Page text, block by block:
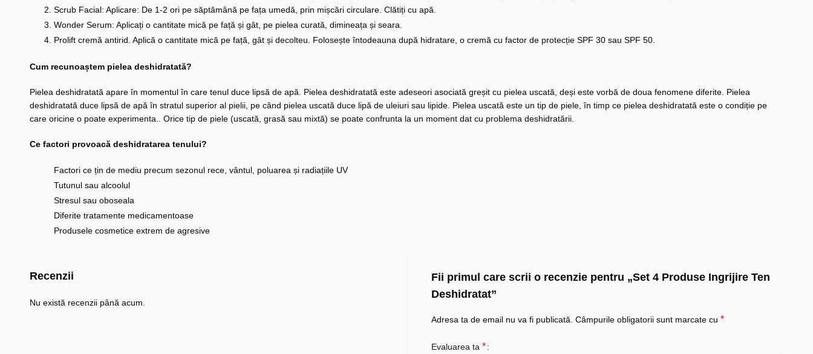
Scrub Facial: Aplicare: De 1-2 ori pe săptămână pe fața umedă, prin mișcări circulare. Clătiți cu apă.
Wonder Serum: Aplicați o cantitate mică pe față și gât, pe pielea curată, dimineața și seara.
Prolift cremă antirid. Aplică o cantitate mică pe față, gât și decolteu. Folosește întodeauna după hidratare, o cremă cu factor de protecție SPF 30 sau SPF 50.
Cum recunoaștem pielea deshidratată?
Pielea deshidratată apare în momentul în care tenul duce lipsă de apă. Pielea deshidratată este adeseori asociată greșit cu pielea uscată, deși este vorbă de doua fenomene diferite. Pielea
deshidratată duce lipsă de apă în stratul superior al pielii, pe când pielea uscată duce lipă de uleiuri sau lipide. Pielea uscată este un tip de piele, în timp ce pielea deshidratată este o condiție pe
care oricine o poate experimenta.. Orice tip de piele (uscată, grasă sau mixtă) se poate confrunta la un moment dat cu problema deshidratării.
Ce factori provoacă deshidratarea tenului?
Factori ce țin de mediu precum sezonul rece, vântul, poluarea și radiațiile UV
Tutunul sau alcoolul
Stresul sau oboseala
Diferite tratamente medicamentoase
Produsele cosmetice extrem de agresive
Recenzii
Nu există recenzii până acum.
Fii primul care scrii o recenzie pentru „Set 4 Produse Ingrijire Ten
Deshidratat”
Adresa ta de email nu va fi publicată. Câmpurile obligatorii sunt marcate cu *
Evaluarea ta *